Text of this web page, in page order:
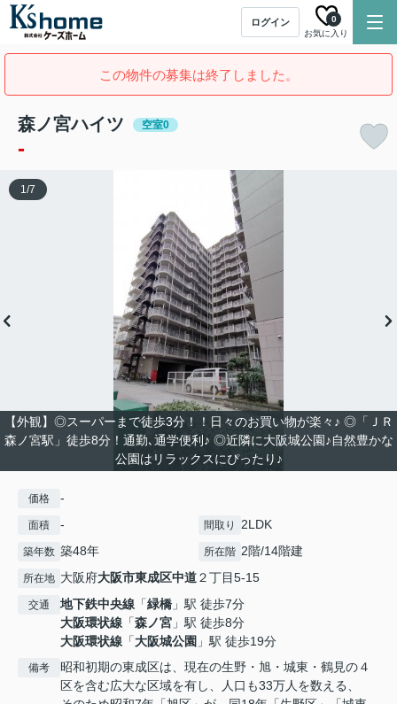
ログイン
お気に入り
0
この物件の募集は終了しました。
森ノ宮ハイツ 空室0
-
【外観】◎スーパーまで徒歩3分！！日々のお買い物が楽々♪ ◎「ＪＲ
森ノ宮駅」徒歩8分！通勤､通学便利♪ ◎近隣に大阪城公園♪自然豊かな
公園はリラックスにぴったり♪
1/7
価格 -
面積 - 間取り 2LDK
築年数 築48年 所在階 2階/14階建
所在地 大阪府大阪市東成区中道２丁目5-15
交通 地下鉄中央線 「緑橋 」駅 徒歩7分
大阪環状線 「森ノ宮 」駅 徒歩8分
大阪環状線 「大阪城公園 」駅 徒歩19分
備考
昭和初期の東成区は、現在の生野・旭・城東・鶴見の４
区を含む広大な区域を有し、人口も33万人を数える、